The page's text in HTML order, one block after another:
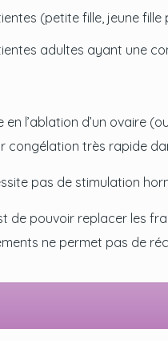
(petite fille, jeune
adultes ayant une
en l’ablation d’un ovaire
congélation très rapide
pas de stimulation
de pouvoir replacer les
ne permet pas de